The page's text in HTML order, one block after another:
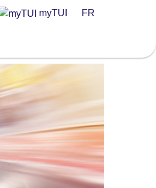
myTUI FR